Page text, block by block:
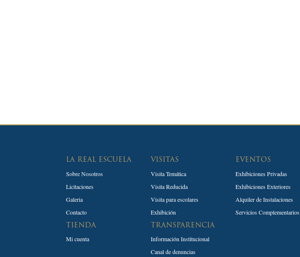
LA REAL ESCUELA
Sobre Nosotros
Licitaciones
Galeria
Contacto
TIENDA
Mi cuenta
VISITAS
Visita Temática
Visita Reducida
Visita para escolares
Exhibición
TRANSPARENCIA
Información Institucional
Canal de denuncias
EVENTOS
Exhibiciones Privadas
Exhibiciones Exteriores
Alquiler de Instalaciones
Servicios Complementarios